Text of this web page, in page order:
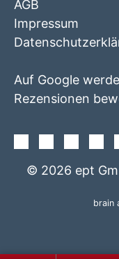
+49
AGB
Impressum
Auf Google
Rezensionen
© 2026 ept
brain